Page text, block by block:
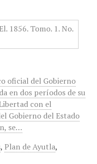
oficial del Gobierno
en dos períodos de su
con el
Gobierno del Estado
se…
, Plan de Ayutla,